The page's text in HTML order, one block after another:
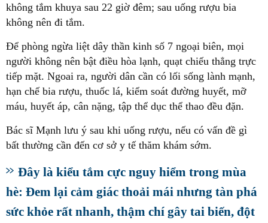
không tắm khuya sau 22 giờ đêm; sau uống rượu bia
không nên đi tắm.
Để phòng ngừa liệt dây thần kinh số 7 ngoại biên, mọi
người không nên bật điều hòa lạnh, quạt chiếu thẳng trực
tiếp mặt. Ngoai ra, người dân cần có lối sống lành mạnh,
hạn chế bia rượu, thuốc lá, kiểm soát đường huyết, mỡ
máu, huyết áp, cân nặng, tập thể dục thể thao đều đặn.
Bác sĩ Mạnh lưu ý sau khi uống rượu, nếu có vấn đề gì
bất thường cần đến cơ sở y tế thăm khám sớm.
Đây là kiểu tắm cực nguy hiểm trong mùa
hè: Đem lại cảm giác thoải mái nhưng tàn phá
sức khỏe rất nhanh, thậm chí gây tai biến, đột